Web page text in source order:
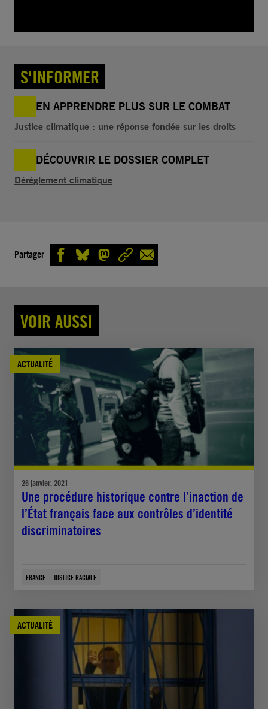
S'INFORMER
EN APPRENDRE PLUS SUR LE COMBAT
Justice climatique : une réponse fondée sur les droits
DÉCOUVRIR LE DOSSIER COMPLET
Dérèglement climatique
Partager
VOIR AUSSI
ACTUALITÉ
26 janvier, 2021
Une procédure historique contre l’inaction de
l’État français face aux contrôles d’identité
discriminatoires
FRANCE JUSTICE RACIALE
ACTUALITÉ